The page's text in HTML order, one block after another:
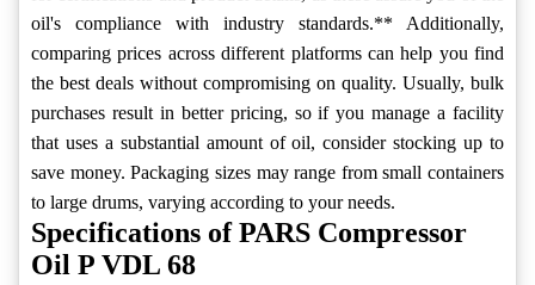
oil's compliance with industry standards.** Additionally,
comparing prices across different platforms can help you find
the best deals without compromising on quality. Usually, bulk
purchases result in better pricing, so if you manage a facility
that uses a substantial amount of oil, consider stocking up to
save money. Packaging sizes may range from small containers
to large drums, varying according to your needs.
Specifications of PARS Compressor
Oil P VDL 68